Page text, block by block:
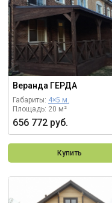
Веранда ГЕРДА
Габариты: 4×5 м.
Площадь: 20 м²
656 772 руб.
Купить